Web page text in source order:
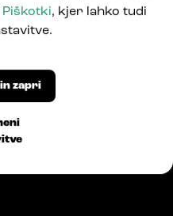
Piškotki, kjer lahko tudi
zapri